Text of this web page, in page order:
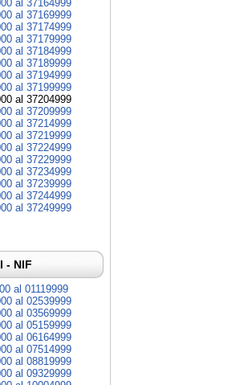
al 37164999
al 37169999
al 37174999
al 37179999
al 37184999
al 37189999
al 37194999
al 37199999
al 37204999
al 37209999
al 37214999
al 37219999
al 37224999
al 37229999
al 37234999
al 37239999
al 37244999
al 37249999
- NIF
al 01119999
al 02539999
al 03569999
al 05159999
al 06164999
al 07514999
al 08819999
al 09329999